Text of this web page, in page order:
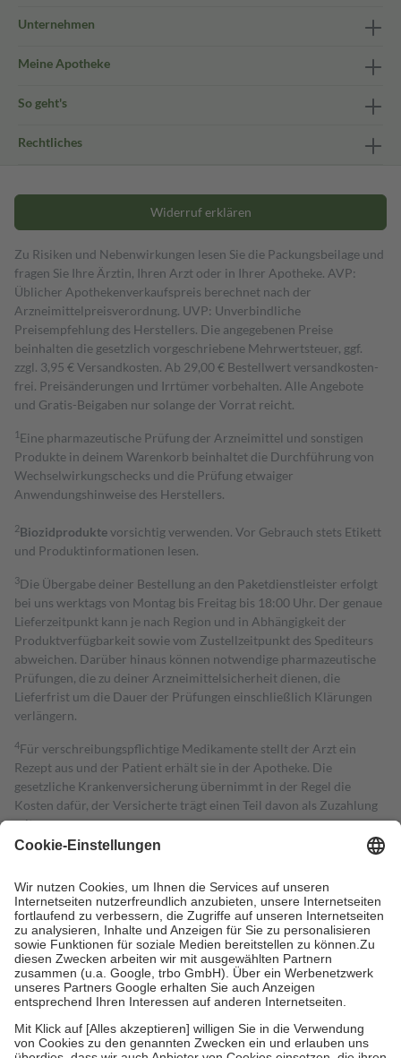
Unternehmen
Meine Apotheke
So geht's
Rechtliches
Widerruf erklären
Zu Risiken und Nebenwirkungen lesen Sie die Packungsbeilage und
fragen Sie Ihre Ärztin, Ihren Arzt oder in Ihrer Apotheke. AVP:
Üblicher Apothekenverkaufspreis berechnet nach der
Arzneimittelpreisverordnung. UVP: Unverbindliche
Preisempfehlung des Herstellers. Die angegebenen Preise
beinhalten die gesetzlich vorgeschriebene Mehrwertsteuer, ggf.
zzgl. 3,95 € Versandkosten. Ab 29,00 € Bestell­wert versand­kosten­
frei. Preisänderungen und Irrtümer vorbehalten. Alle Angebote
und Gratis-Beigaben nur solange der Vorrat reicht.
1 Eine pharmazeutische Prüfung der Arzneimittel und sonstigen
Produkte in deinem Warenkorb beinhaltet die Durchführung von
Wechselwirkungschecks und die Prüfung etwaiger
Anwendungshinweise des Herstellers.
2Biozidproduktevorsichtig verwenden. Vor Gebrauch stets Etikett
und Produktinformationen lesen.
3Die Übergabe deiner Bestellung an den Paketdienstleister erfolgt
bei uns werktags von Montag bis Freitag bis 18:00 Uhr. Der genaue
Lieferzeitpunkt kann je nach Region und in Abhängigkeit der
Produktverfügbarkeit sowie vom Zustellzeitpunkt des Spediteurs
abweichen. Darüber hinaus können notwendige pharmazeutische
Prüfungen, die zu deiner Arzneimittelsicherheit dienen, die
Lieferfrist um die Dauer der Prüfungen einschließlich Klärungen
verlängern.
4Für verschreibungspflichtige Medikamente stellt der Arzt ein
Rezept aus und der Patient erhält sie in der Apotheke. Die
gesetzliche Krankenversicherung übernimmt in der Regel die
Kosten dafür, der Versicherte trägt einen Teil davon als Zuzahlung
mit.
Grundsätzlich leisten Mitglieder Zuzahlungen in Höhe von zehn
höchstens zehn Euro.
Es sind jedoch nie mehr als die tatsächlichen
Kosten der Leistung zu entrichten.
Diese Regeln gelten grundsätzlich auch für Online-Apotheken.
Bei Heilmitteln und häuslicher Krankenpflege beträgt die
Zuzahlung zehn Prozent der Kosten sowie zehn Euro je
Verordnung.
Um das Engagement der Versicherten für ihre eigene Gesundheit zu
stärken und die besondere Stellung der Familie zu unterstützen,
fallenkeine Zuzahlungenan bei:
• Kindern und Jugendlichen bis zum vollendeten 18. Lebensjahr